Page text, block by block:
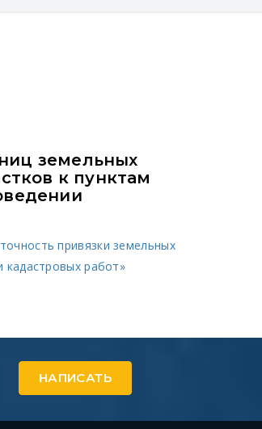
земельных
к пунктам
привязки земельных
кадастровых работ»
НАПИСАТЬ